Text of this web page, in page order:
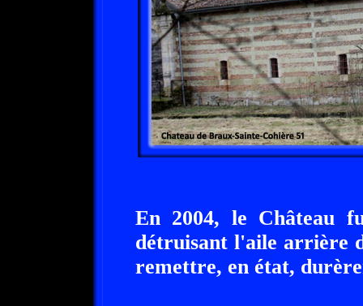
En 2004, le Château
détruisant l'aile arrière
remettre, en état,